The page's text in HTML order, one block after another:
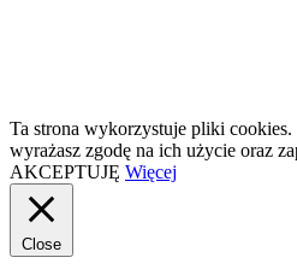
Ta strona wykorzystuje pliki cookies.
wyrażasz zgodę na ich użycie oraz
AKCEPTUJĘ Więcej
Close